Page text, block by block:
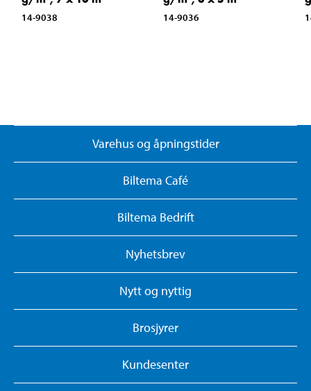
14-9038 14-9036
Varehus og åpningstider
Biltema Café
Biltema Bedrift
Nyhetsbrev
Nytt og nyttig
Brosjyrer
Kundesenter